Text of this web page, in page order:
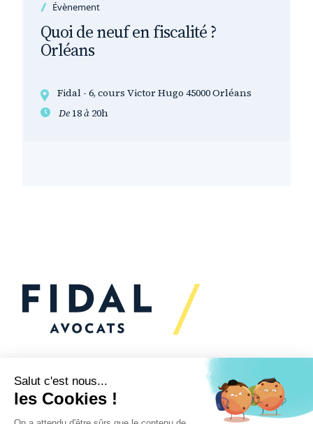
Évènement
Quoi de neuf en fiscalité ?
Orléans
Fidal - 6, cours Victor Hugo 45000 Orléans
De18à 20h
Vous souhaitez échanger
avec nous ?